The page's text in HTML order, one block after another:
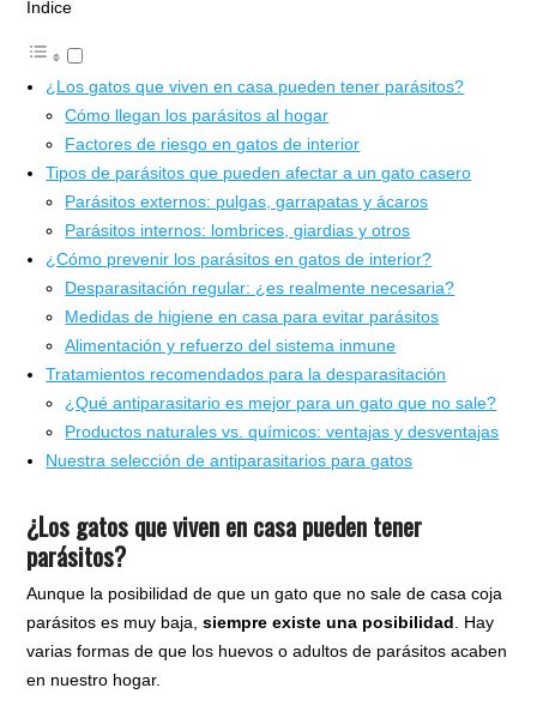
Índice
¿Los gatos que viven en casa pueden tener parásitos?
Cómo llegan los parásitos al hogar
Factores de riesgo en gatos de interior
Tipos de parásitos que pueden afectar a un gato casero
Parásitos externos: pulgas, garrapatas y ácaros
Parásitos internos: lombrices, giardias y otros
¿Cómo prevenir los parásitos en gatos de interior?
Desparasitación regular: ¿es realmente necesaria?
Medidas de higiene en casa para evitar parásitos
Alimentación y refuerzo del sistema inmune
Tratamientos recomendados para la desparasitación
¿Qué antiparasitario es mejor para un gato que no sale?
Productos naturales vs. químicos: ventajas y desventajas
Nuestra selección de antiparasitarios para gatos
¿Los gatos que viven en casa pueden tener
parásitos?
Aunque la posibilidad de que un gato que no sale de casa coja
parásitos es muy baja,siempre existe una posibilidad . Hay
varias formas de que los huevos o adultos de parásitos acaben
en nuestro hogar.